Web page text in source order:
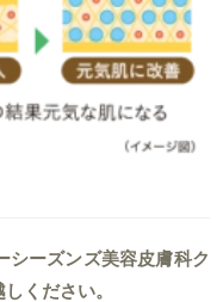
シーズンズ美容皮膚科ク
ください。